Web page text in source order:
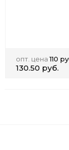
опт. цена110
130.50 руб.